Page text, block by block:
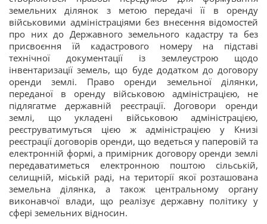
земельних ділянок з метою передачі її в оренду
військовими адміністраціями без внесення відомостей
про них до Державного земельного кадастру та без
присвоєння їй кадастрового номеру на підставі
технічної документації із землеустрою щодо
інвентаризації земель, що буде додатком до договору
оренди землі. Право оренди земельної ділянки,
переданої в оренду військовою адміністрацією, не
підлягатме державній реєстрації. Договори оренди
землі, що укладені військовою адміністрацією,
реєструватимуться цією ж адміністрацією у Книзі
реєстрації договорів оренди, що ведеться у паперовій та
електронній формі, а примірник договору оренди землі
передаватиметься електронною поштою сільській,
селищній, міській раді, на території якої розташована
земельна ділянка, а також центральному органу
виконавчої влади, що реалізує державну політику у
сфері земельних відносин.